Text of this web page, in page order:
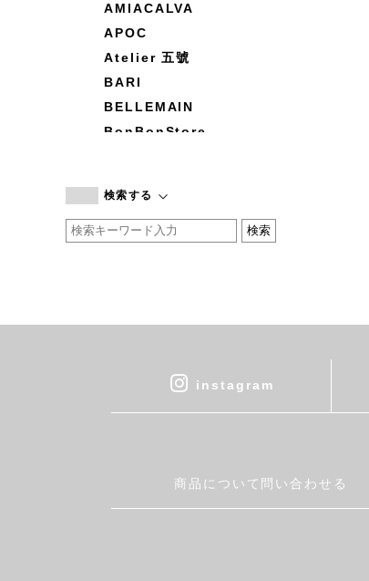
AMIACALVA
APOC
Atelier 五號
BARI
BELLEMAIN
BonBonStore
by basics
CATWORTH
cohan
DEAN & DELUCA
Fatima Morocco
検索する
instagram
商品について問い合わせる